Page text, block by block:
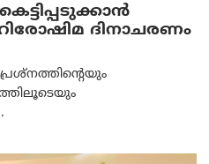
ദിനാചരണം